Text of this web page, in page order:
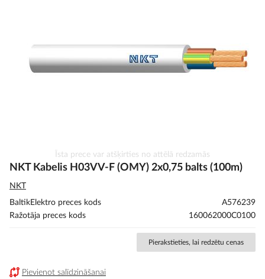
uz
sākumu
Īsta prece var atšķirties no attēlā redzamās
NKT Kabelis H03VV-F (OMY) 2x0,75 balts (100m)
NKT
BaltikElektro preces kods
A576239
Ražotāja preces kods
160062000C0100
Pierakstieties, lai redzētu cenas
Pievienot salīdzināšanai